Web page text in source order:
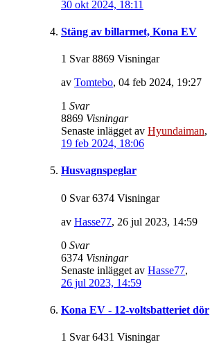
30 okt 2024, 18:11
Stäng av billarmet, Kona EV
1 Svar 8869 Visningar
av Tomtebo, 04 feb 2024, 19:27
1 Svar
8869 Visningar
Senaste inlägget av Hyundaiman,
19 feb 2024, 18:06
Husvagnspeglar
0 Svar 6374 Visningar
av Hasse77, 26 jul 2023, 14:59
0 Svar
6374 Visningar
Senaste inlägget av Hasse77,
26 jul 2023, 14:59
Kona EV - 12-voltsbatteriet dör
1 Svar 6431 Visningar